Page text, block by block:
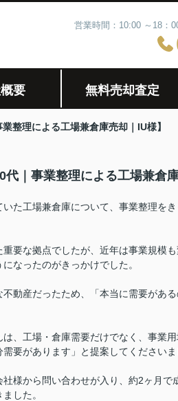
営業時間：10:00 ～18：
要 無料売却査定
整理による工場兼倉庫売却｜IU様】
代｜事業整理による工場兼倉
た工場兼倉庫について、事業整理を
要な拠点でしたが、近年は事業規模
なったのがきっかけでした。
動産だったため、「本当に需要があ
、工場・倉庫需要だけでなく、事業
要があります」と提案してくださいま
様から問い合わせが入り、約2ヶ月で
した。